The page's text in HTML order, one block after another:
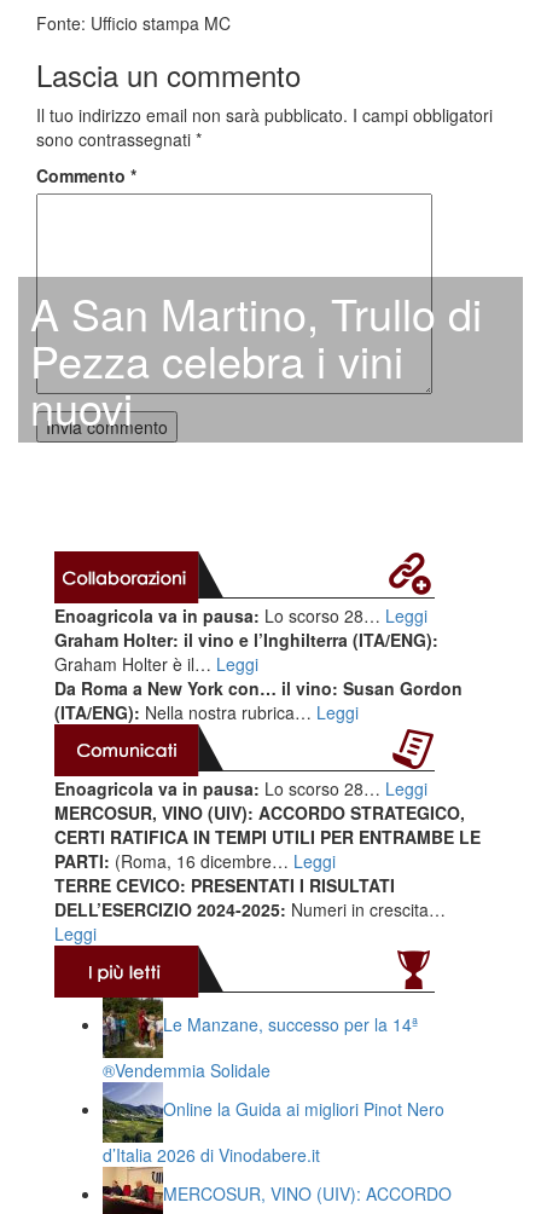
A San Martino, Trullo di
Pezza celebra i vini
nuovi
Fonte: Ufficio stampa MC
Lascia un commento
Il tuo indirizzo email non sarà pubblicato. I campi obbligatori
sono contrassegnati *
Commento *
Enoagricola va in pausa: Lo scorso 28… Leggi
Graham Holter: il vino e l’Inghilterra (ITA/ENG):
Graham Holter è il… Leggi
Da Roma a New York con… il vino: Susan Gordon
(ITA/ENG): Nella nostra rubrica… Leggi
Enoagricola va in pausa: Lo scorso 28… Leggi
MERCOSUR, VINO (UIV): ACCORDO STRATEGICO,
CERTI RATIFICA IN TEMPI UTILI PER ENTRAMBE LE
PARTI: (Roma, 16 dicembre… Leggi
TERRE CEVICO: PRESENTATI I RISULTATI
DELL’ESERCIZIO 2024-2025: Numeri in crescita…
Leggi
Le Manzane, successo per la 14ª
®️Vendemmia Solidale
Online la Guida ai migliori Pinot Nero
d’Italia 2026 di Vinodabere.it
MERCOSUR, VINO (UIV): ACCORDO